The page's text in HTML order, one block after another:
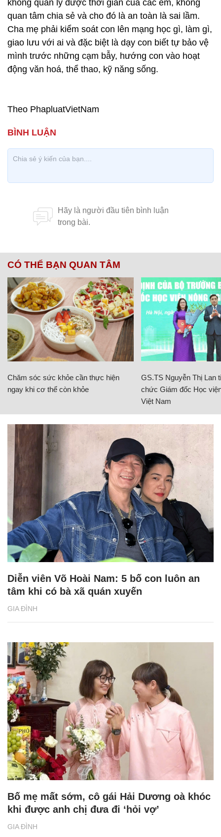
không quản lý được thời gian của các em, không
quan tâm chia sẻ và cho đó là an toàn là sai lầm.
Cha mẹ phải kiểm soát con lên mạng học gì, làm gì,
giao lưu với ai và đặc biệt là dạy con biết tự bảo vệ
mình trước những cạm bẫy, hướng con vào hoạt
động văn hoá, thể thao, kỹ năng sống.
Theo PhapluatVietNam
CÓ THỂ BẠN QUAN TÂM
Chăm sóc sức khỏe cần thực hiện
ngay khi cơ thể còn khỏe
GS.TS Nguyễn Thị Lan
chức Giám đốc Học
Việt Nam
GIA ĐÌNH
Diễn viên Võ Hoài Nam: 5 bố con luôn an
tâm khi có bà xã quán xuyến
GIA ĐÌNH
Bố mẹ mất sớm, cô gái Hải Dương oà khóc
khi được anh chị đưa đi ‘hỏi vợ’